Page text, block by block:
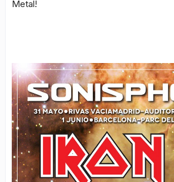
Metal!